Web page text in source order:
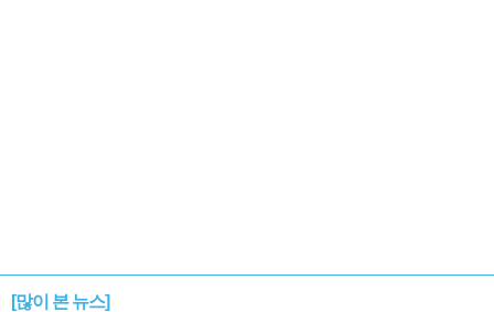
[많이 본 뉴스]